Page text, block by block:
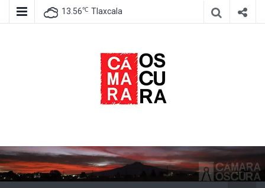
13.56℃ Tlaxcala
Cámara
Oscura